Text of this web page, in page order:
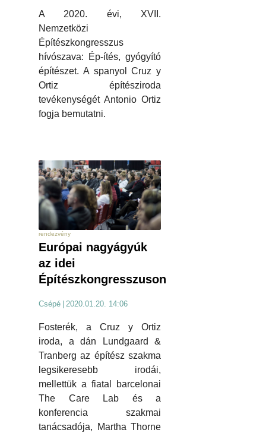
A 2020. évi, XVII.
Nemzetközi
Építészkongresszus
hívószava: Ép-ítés, gyógyító
építészet. A spanyol Cruz y
Ortiz építésziroda
tevékenységét Antonio Ortiz
fogja bemutatni.
rendezvény
Európai nagyágyúk
az idei
Építészkongresszuson
Csépé 2020.01.20. 14:06
Fosterék, a Cruz y Ortiz
iroda, a dán Lundgaard &
Tranberg az építész szakma
legsikeresebb irodái,
mellettük a fiatal barcelonai
The Care Lab és a
konferencia szakmai
tanácsadója, Martha Thorne